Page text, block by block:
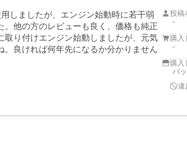
しましたが、エンジン始動時に若干弱
他の方のレビューも良く、価格も純正
り付けエンジン始動しましたが、元気
良ければ何年先になるか分かりません
投稿
-
購入
-
購入
バ
違